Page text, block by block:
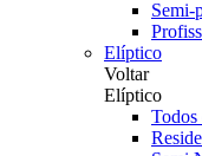
Semi-
Elíptico
Voltar
Elíptico
Todos